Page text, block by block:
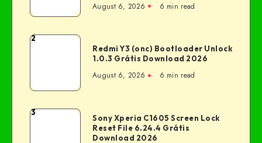
August 6, 2026 6 min read
2
Redmi Y3 (onc) Bootloader Unlock
1.0.3 Grátis Download 2026
August 6, 2026 6 min read
3
Sony Xperia C1605 Screen Lock
Reset File 6.24.4 Grátis
Download 2026